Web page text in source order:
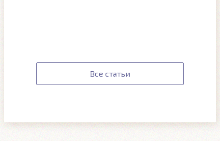
Все статьи